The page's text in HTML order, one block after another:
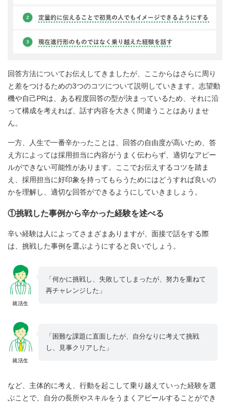
回答方法についてお伝えしてきましたが、ここからはさらに周り
と差をつけるための3つのコツについて説明していきます。志望動
機や自己PRは、ある程度回答の型が決まっているため、それに沿
って構成を考えれば、話す内容を大きく間違うことはありませ
ん。
一方、人生で一番辛かったことは、回答の自由度が高いため、答
え方によっては採用担当に内容がうまく伝わらず、適切なアピー
ルができない可能性があります。ここでお伝えするコツを踏ま
え、採用担当に好印象を持ってもらうためにはどうすれば良いの
かを理解し、適切な回答ができるようにしていきましょう。
①挑戦した事例から辛かった経験を述べる
辛い経験は人によってさまざまありますが、面接で話をする際
は、挑戦した事例を選ぶようにすると良いでしょう。
就活生
「何かに挑戦し、失敗してしまったが、努力を重ねて
再チャレンジした」
就活生
「困難な課題に直面したが、自分なりに考えて挑戦
し、見事クリアした」
など、主体的に考え、行動を起こして乗り越えていった経験を選
ぶことで、自分の長所やスキルをうまくアピールすることができ